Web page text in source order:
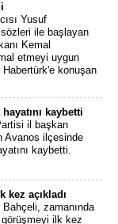
Yusuf
ile başlayan
Kemal
etmeyi uygun
Habertürk'e konuşan
kaybetti
il başkan
Avanos ilçesinde
kaybetti.
kez açıkladı
zamanında
görüşmeyi ilk kez